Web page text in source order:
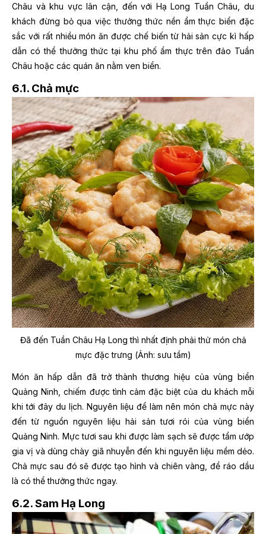
Châu và khu vực lân cận, đến với Hạ Long Tuần Châu, du
khách đừng bỏ qua việc thưởng thức nền ẩm thực biển đặc
sắc với rất nhiều món ăn được chế biến từ hải sản cực kì hấp
dẫn có thể thưởng thức tại khu phố ẩm thực trên đảo Tuần
Châu hoặc các quán ăn nằm ven biển.
6.1. Chả mực
Đã đến Tuần Châu Hạ Long thì nhất định phải thử món chả
mực đặc trưng (Ảnh: sưu tầm)
Món ăn hấp dẫn đã trở thành thương hiệu của vùng biển
Quảng Ninh, chiếm được tình cảm đặc biệt của du khách mỗi
khi tới đây du lịch. Nguyên liệu để làm nên món chả mực này
đến từ nguồn nguyên liệu hải sản tươi rói của vùng biển
Quảng Ninh. Mực tươi sau khi được làm sạch sẽ được tẩm ướp
gia vị và dùng chày giã nhuyễn đến khi nguyên liệu mềm dẻo.
Chả mực sau đó sẽ được tạo hình và chiên vàng, để ráo dầu
là có thể thưởng thức ngay.
6.2. Sam Hạ Long